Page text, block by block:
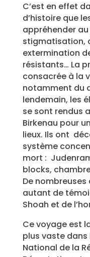
C’est en effet
d’histoire que
appréhender
stigmatisation,
extermination
résistants… La
consacrée à la
notamment du
lendemain, les
se sont rendus
Birkenau pour
lieux. Ils ont
système
mort :
blocks,
De
autant de
Shoah et de
Ce voyage est
plus vaste
National de la